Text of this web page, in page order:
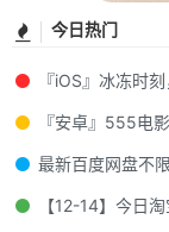
今日热门
『iOS』冰冻时
『安卓』555电
最新百度网盘不
【12-14】今日